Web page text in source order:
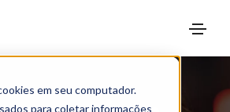
em seu computador.
para coletar informações